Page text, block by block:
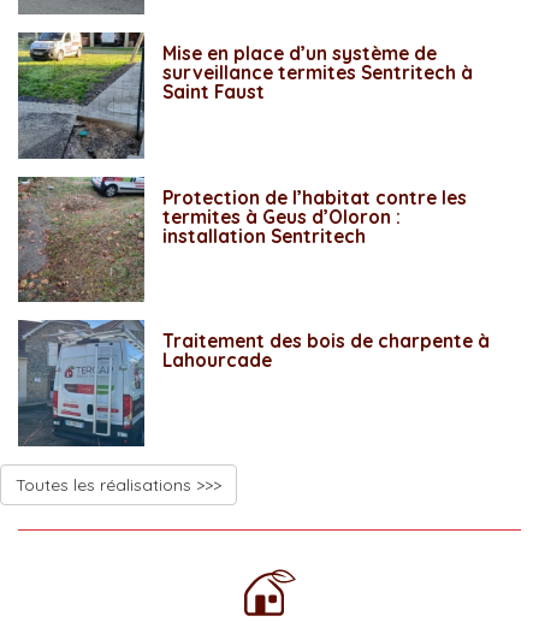
Mise en place d’un système de
surveillance termites Sentritech à
Saint Faust
Protection de l’habitat contre les
termites à Geus d’Oloron :
installation Sentritech
Traitement des bois de charpente à
Lahourcade
Toutes les réalisations >>>